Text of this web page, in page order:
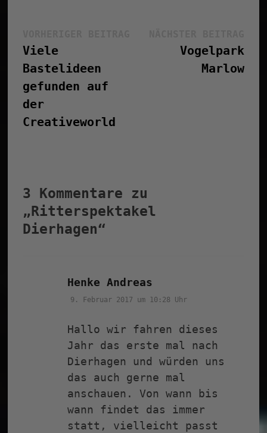
Beitrag:
Viele
Bastelideen
gefunden auf
der
Creativeworld
Vogelpark
Marlow
3 Kommentare zu
„ Ritterspektakel
Dierhagen“
Henke Andreas
9. Februar 2017 um 10:28 Uhr
Hallo wir fahren dieses
Jahr das erste mal nach
Dierhagen und würden uns
das auch gerne mal
anschauen. Von wann bis
wann findet das immer
statt, vielleicht passt